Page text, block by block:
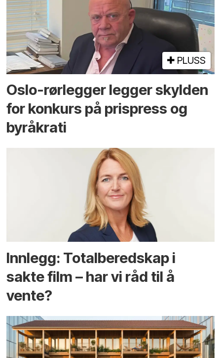
PLUSS
Oslo-rørlegger legger skylden
for konkurs på prispress og
byråkrati
Innlegg: Totalberedskap i
sakte film – har vi råd til å
vente?